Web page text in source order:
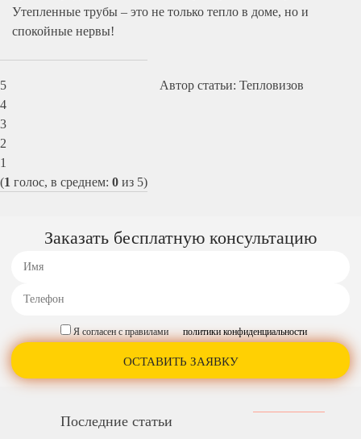
Утепленные трубы – это не только тепло в доме, но и
спокойные нервы!
5
4
3
2
1
(1 голос, в среднем: 0 из 5)
Автор статьи: Тепловизов
Заказать бесплатную консультацию
Я согласен с правилами политики конфиденциальности
Последние статьи